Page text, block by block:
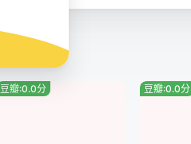
20260530.熟人局
豆瓣:0.0分 豆瓣:0.0分